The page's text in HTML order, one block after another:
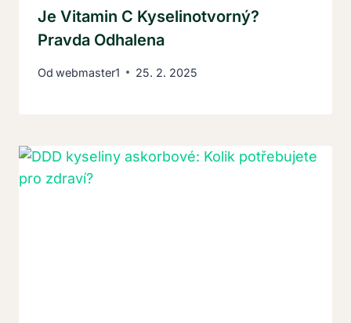
Je Vitamin C Kyselinotvorný?
Pravda Odhalena
Od webmaster1 25. 2. 2025